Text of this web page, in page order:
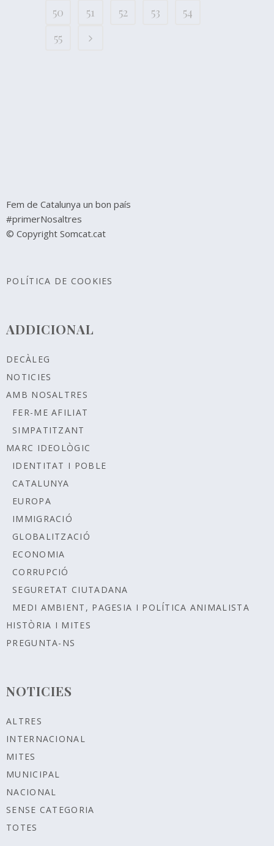
50
51 52 53
54
55
Fem de Catalunya un bon país
#primerNosaltres
© Copyright Somcat.cat
POLÍTICA DE COOKIES
ADDICIONAL
DECÀLEG
NOTICIES
AMB NOSALTRES
FER-ME AFILIAT
SIMPATITZANT
MARC IDEOLÒGIC
IDENTITAT I POBLE
CATALUNYA
EUROPA
IMMIGRACIÓ
GLOBALITZACIÓ
ECONOMIA
CORRUPCIÓ
SEGURETAT CIUTADANA
MEDI AMBIENT, PAGESIA I POLÍTICA ANIMALISTA
HISTÒRIA I MITES
PREGUNTA-NS
NOTICIES
ALTRES
INTERNACIONAL
MITES
MUNICIPAL
NACIONAL
SENSE CATEGORIA
TOTES